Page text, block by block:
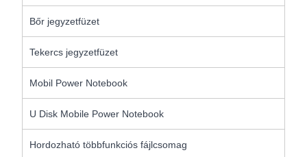
Bőr jegyzetfüzet
Tekercs jegyzetfüzet
Mobil Power Notebook
U Disk Mobile Power Notebook
Hordozható többfunkciós fájlcsomag